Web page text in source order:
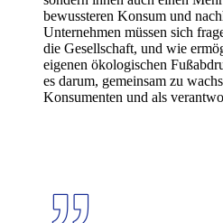
bewussteren Konsum und
Unternehmen müssen sich
die Gesellschaft, und wie
eigenen ökologischen
es darum, gemeinsam zu
Konsumenten und als